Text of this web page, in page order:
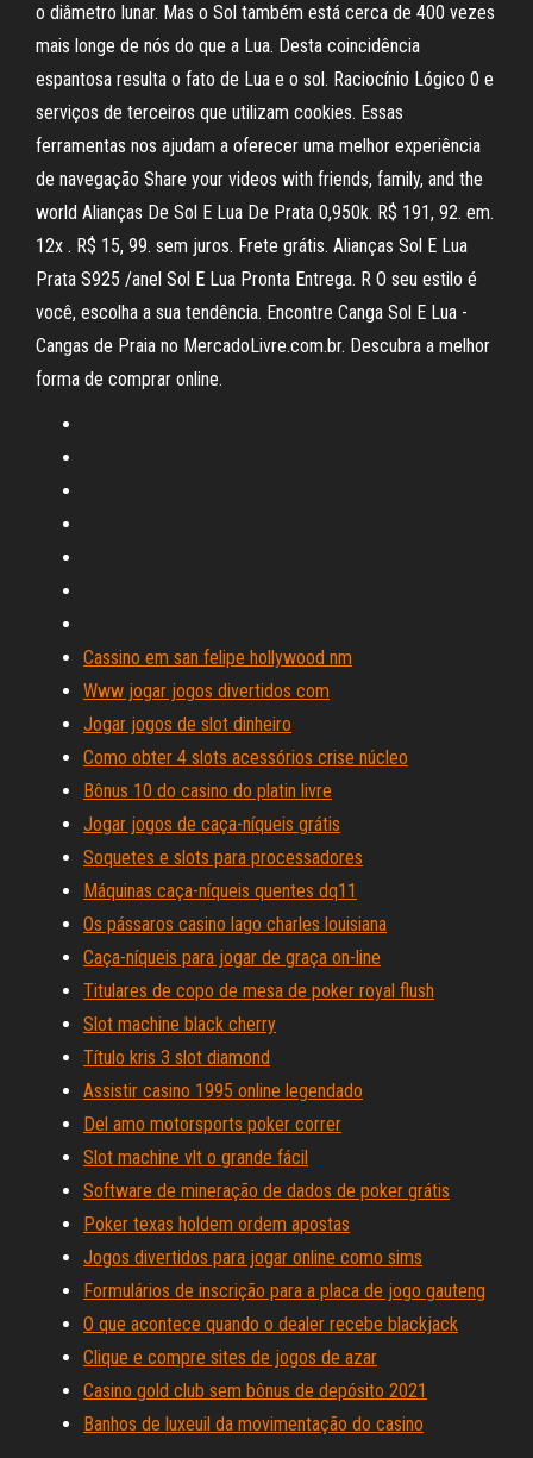
o diâmetro lunar. Mas o Sol também está cerca de 400 vezes
mais longe de nós do que a Lua. Desta coincidência
espantosa resulta o fato de Lua e o sol. Raciocínio Lógico 0 e
serviços de terceiros que utilizam cookies. Essas
ferramentas nos ajudam a oferecer uma melhor experiência
de navegação Share your videos with friends, family, and the
world Alianças De Sol E Lua De Prata 0,950k. R$ 191, 92. em.
12x . R$ 15, 99. sem juros. Frete grátis. Alianças Sol E Lua
Prata S925 /anel Sol E Lua Pronta Entrega. R O seu estilo é
você, escolha a sua tendência. Encontre Canga Sol E Lua -
Cangas de Praia no MercadoLivre.com.br. Descubra a melhor
forma de comprar online.
Cassino em san felipe hollywood nm
Www jogar jogos divertidos com
Jogar jogos de slot dinheiro
Como obter 4 slots acessórios crise núcleo
Bônus 10 do casino do platin livre
Jogar jogos de caça-níqueis grátis
Soquetes e slots para processadores
Máquinas caça-níqueis quentes dq11
Os pássaros casino lago charles louisiana
Caça-níqueis para jogar de graça on-line
Titulares de copo de mesa de poker royal flush
Slot machine black cherry
Título kris 3 slot diamond
Assistir casino 1995 online legendado
Del amo motorsports poker correr
Slot machine vlt o grande fácil
Software de mineração de dados de poker grátis
Poker texas holdem ordem apostas
Jogos divertidos para jogar online como sims
Formulários de inscrição para a placa de jogo gauteng
O que acontece quando o dealer recebe blackjack
Clique e compre sites de jogos de azar
Casino gold club sem bônus de depósito 2021
Banhos de luxeuil da movimentação do casino